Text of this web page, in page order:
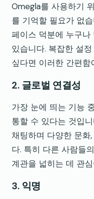
Omegla를 사용하기
를 기억할 필요가 없
페이스 덕분에 누구
있습니다. 복잡한 설
싶다면 이러한 간편함
2. 글로벌 연결성
가장 눈에 띄는 기능
통할 수 있다는 것입
채팅하며 다양한 문화
다. 특히 다른 사람들
계관을 넓히는 데 관
3. 익명